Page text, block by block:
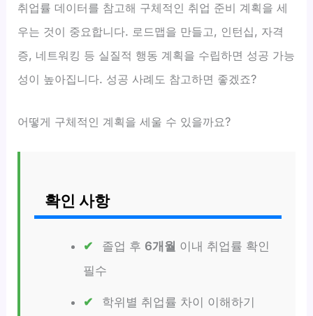
취업률 데이터를 참고해 구체적인 취업 준비 계획을 세
우는 것이 중요합니다. 로드맵을 만들고, 인턴십, 자격
증, 네트워킹 등 실질적 행동 계획을 수립하면 성공 가능
성이 높아집니다. 성공 사례도 참고하면 좋겠죠?
어떻게 구체적인 계획을 세울 수 있을까요?
확인 사항
졸업 후 6개월 이내 취업률 확인
필수
학위별 취업률 차이 이해하기